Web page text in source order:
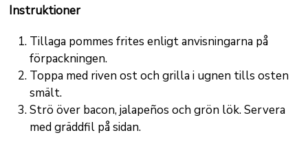
Instruktioner
Tillaga pommes frites enligt anvisningarna på
förpackningen.
Toppa med riven ost och grilla i ugnen tills osten
smält.
Strö över bacon, jalapeños och grön lök. Servera
med gräddfil på sidan.